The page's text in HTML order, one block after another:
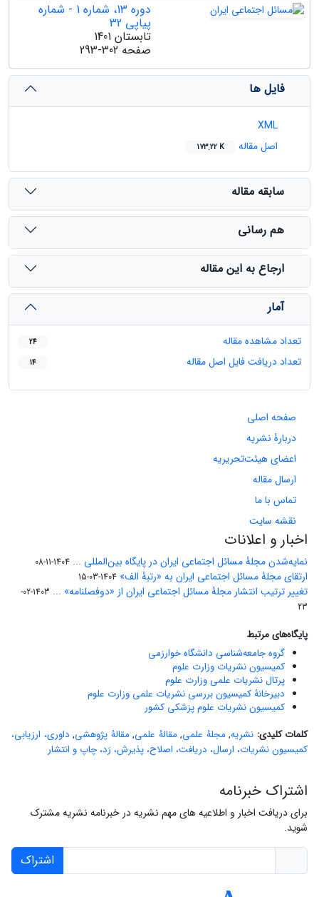
دوره 13، شماره 1 - شماره
پیاپی 32
تابستان 1401
صفحه 293-302
فایل ها
XML
اصل مقاله
173.22 K
سابقه مقاله
هم رسانی
ارجاع به این مقاله
آمار
تعداد مشاهده مقاله 24
تعداد دریافت فایل اصل مقاله 14
صفحه اصلی
دربارۀ نشریه
اعضای هیئت‌تحریریه
ارسال مقاله
تماس با ما
نقشه سایت
اخبار و اعلانات
نمایه‌شدن مجلۀ مسائل اجتماعی ایران در پایگاه بین‌المللی ... 1404-11-08
ارتقای مجلۀ مسائل اجتماعی ایران به «رتبۀ الف» 1404-03-15
تغییر ترتیب انتشار مجلۀ مسائل اجتماعی ایران از «دوفصلنامه» ...
1403-02-
23
پایگاه‌های مرتبط
گروه جامعه‌شناسی دانشگاه خوارزمی
کمیسیون نشریات وزارت علوم
پرتال نشریات علمی وزارت علوم
دبیرخانۀ کمیسیون بررسی نشریات علمی وزارت علوم
کمیسیون نشریات علوم پزشکی کشور
کلمات کلیدی: نشریه,مجلۀ علمی,مقالۀ علمی,مقالۀ پژوهشی, داوری، ارزیابی،
کمیسیون نشریات، ارسال، دریافت، اصلاح، پذیرش، رَد، چاپ و انتشار
اشتراک خبرنامه
برای دریافت اخبار و اطلاعیه های مهم نشریه در خبرنامه نشریه مشترک
شوید.
اشتراک